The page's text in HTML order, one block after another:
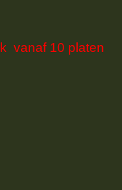
vanaf 10 platen